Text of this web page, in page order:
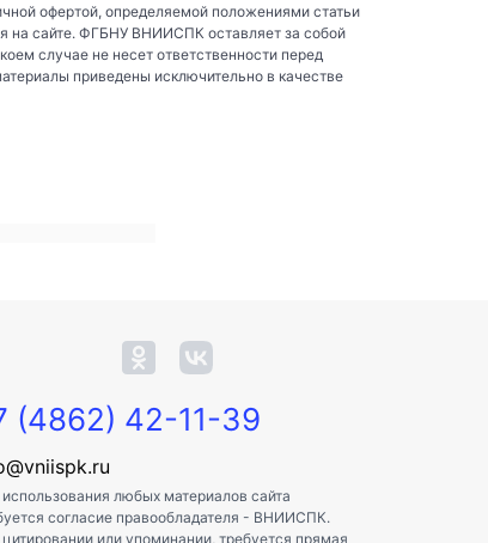
офертой, определяемой положениями статьи
на сайте. ФГБНУ ВНИИСПК оставляет за собой
случае не несет ответственности перед
приведены исключительно в качестве
(4862) 42-11-39
любых материалов сайта
согласие правообладателя - ВНИИСПК.
или упоминании, требуется прямая